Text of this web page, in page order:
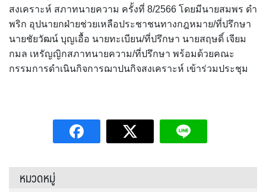
สงเคราะห์ สภาทนายความ ครั้งที่ 8/2566 โดยมีนายสมพร ดำ
พริก อุปนายกฝ่ายช่วยเหลือประชาชนทางกฎหมาย/ที่ปรึกษา
นายชัยวัฒน์ บุญเอื้อ นายทะเบียน/ที่ปรึกษา นายสฤษดิ์ เจียม
กมล เหรัญญิกสภาทนายความ/ที่ปรึกษา พร้อมด้วยคณะ
กรรมการดำเนินกิจการฌาปนกิจสงเคราะห์ เข้าร่วมประชุม
หมวดหมู่